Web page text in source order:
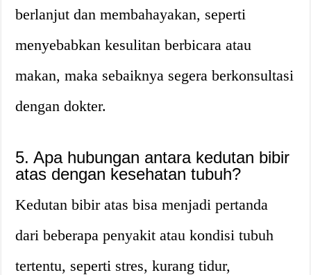
berlanjut dan membahayakan, seperti
menyebabkan kesulitan berbicara atau
makan, maka sebaiknya segera berkonsultasi
dengan dokter.
5. Apa hubungan antara kedutan bibir
atas dengan kesehatan tubuh?
Kedutan bibir atas bisa menjadi pertanda
dari beberapa penyakit atau kondisi tubuh
tertentu, seperti stres, kurang tidur,